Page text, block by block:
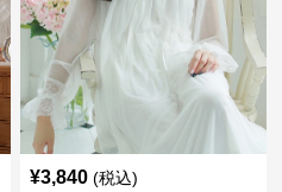
¥3,840 (税込)